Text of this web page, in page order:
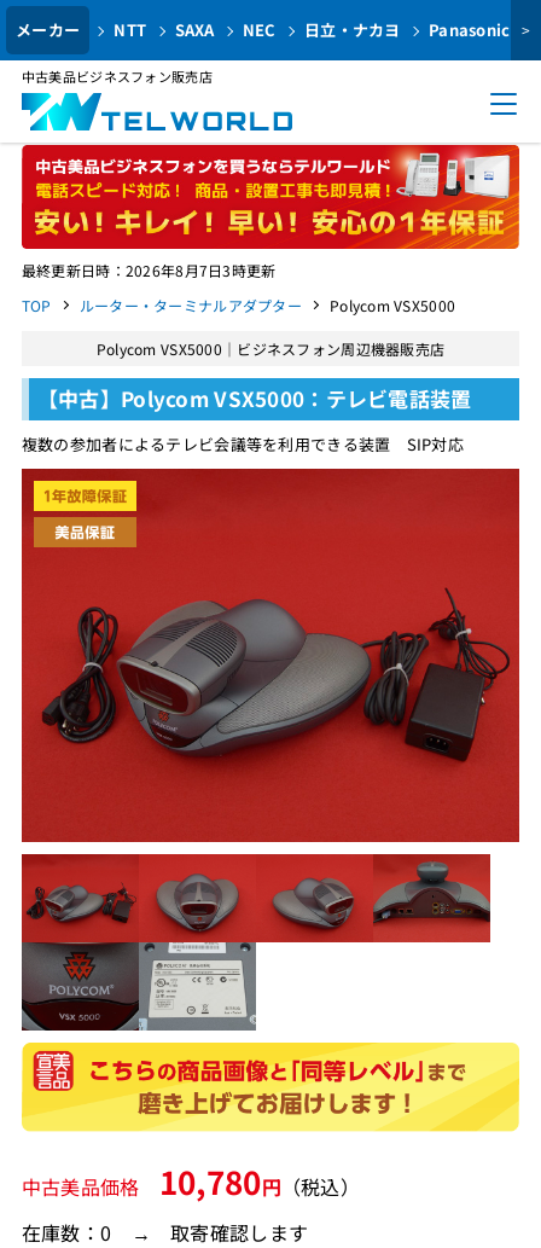
メーカー NTT SAXA NEC 日立・ナカヨ Panasonic >
中古美品ビジネスフォン販売店
最終更新日時：2026年8月7日3時更新
TOP
ルーター・ターミナルアダプター Polycom VSX5000
Polycom VSX5000｜ビジネスフォン周辺機器販売店
【中古】Polycom VSX5000：テレビ電話装置
複数の参加者によるテレビ会議等を利用できる装置 SIP対応
中古美品価格 10,780円 （税込）
在庫数：0 → 取寄確認します